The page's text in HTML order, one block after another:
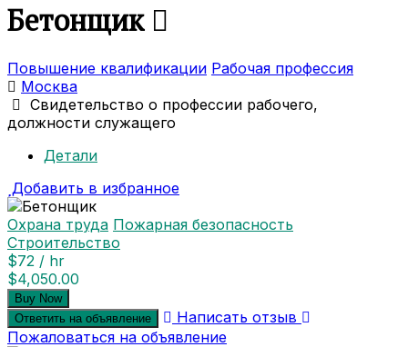
Бетонщик
Повышение квалификации Рабочая профессия
Москва
Свидетельство о профессии рабочего,
должности служащего
Детали
Добавить в избранное
Охрана труда Пожарная безопасность
Строительство
$72 / hr
$4,050.00
Buy Now
Ответить на объявление
Написать отзыв
Пожаловаться на объявление